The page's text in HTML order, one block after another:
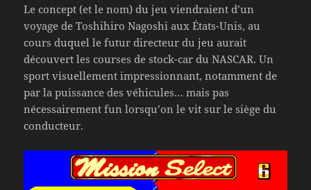
Le concept (et le nom) du jeu viendraient d’un
voyage de Toshihiro Nagoshi aux États-Unis, au
cours duquel le futur directeur du jeu aurait
découvert les courses de stock-car du NASCAR. Un
sport visuellement impressionnant, notamment de
par la puissance des véhicules… mais pas
nécessairement fun lorsqu’on le vit sur le siège du
conducteur.